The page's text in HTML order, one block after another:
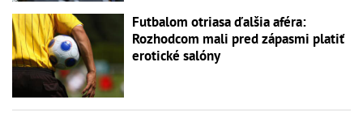
Futbalom otriasa ďalšia aféra:
Rozhodcom mali pred zápasmi platiť
erotické salóny